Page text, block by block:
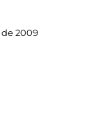
de 2009
Playlist